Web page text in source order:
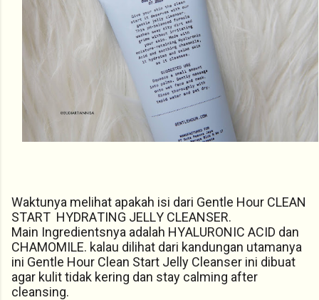
Waktunya melihat apakah isi dari Gentle Hour CLEAN
START HYDRATING JELLY CLEANSER.
Main Ingredientsnya adalah HYALURONIC ACID dan
CHAMOMILE. kalau dilihat dari kandungan utamanya
ini Gentle Hour Clean Start Jelly Cleanser ini dibuat
agar kulit tidak kering dan stay calming after
cleansing.